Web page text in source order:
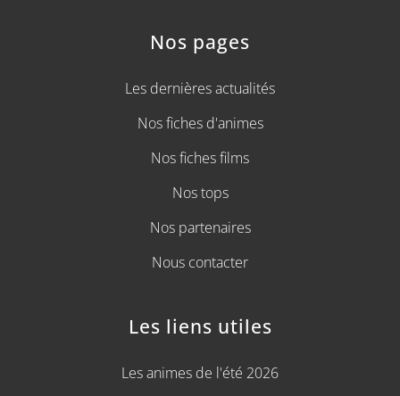
Nos pages
Les dernières actualités
Nos fiches d'animes
Nos fiches films
Nos tops
Nos partenaires
Nous contacter
Les liens utiles
Les animes de l'été 2026